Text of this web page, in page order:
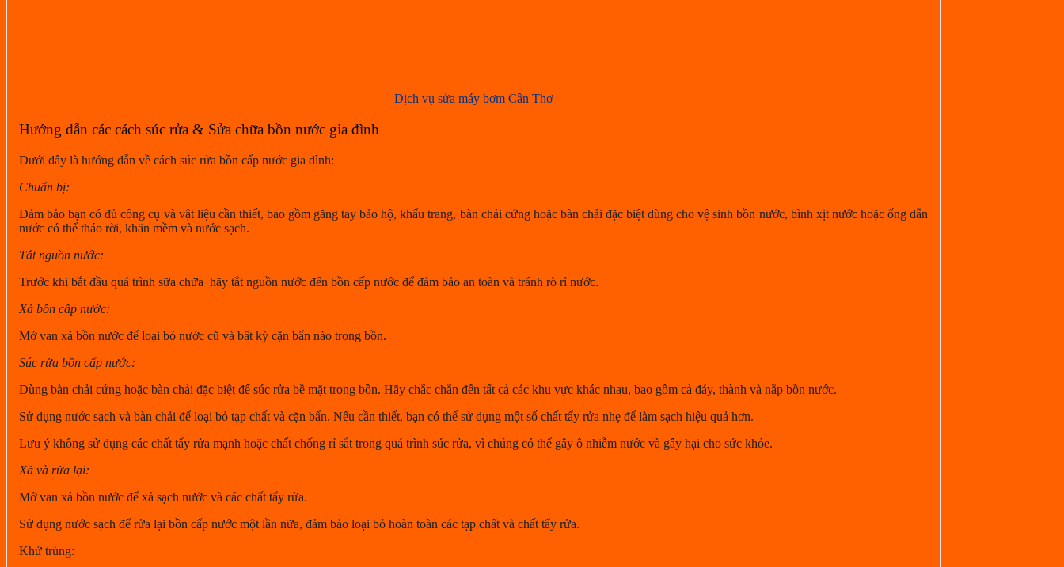
Dịch vụ sửa máy bơm Cần Thơ
Hướng dẫn các cách súc rửa & Sửa chữa bồn nước gia đình
Dưới đây là hướng dẫn về cách súc rửa bồn cấp nước gia đình:
Chuẩn bị:
Đảm bảo bạn có đủ công cụ và vật liệu cần thiết, bao gồm găng tay bảo hộ, khẩu trang, bàn chải cứng hoặc bàn chải đặc biệt dùng cho vệ sinh bồn nước, bình xịt nước hoặc ống dẫn
nước có thể tháo rời, khăn mềm và nước sạch.
Tắt nguồn nước:
Trước khi bắt đầu quá trình sữa chữa hãy tắt nguồn nước đến bồn cấp nước để đảm bảo an toàn và tránh rò rỉ nước.
Xả bồn cấp nước:
Mở van xả bồn nước để loại bỏ nước cũ và bất kỳ cặn bẩn nào trong bồn.
Súc rửa bồn cấp nước:
Dùng bàn chải cứng hoặc bàn chải đặc biệt để súc rửa bề mặt trong bồn. Hãy chắc chắn đến tất cả các khu vực khác nhau, bao gồm cả đáy, thành và nắp bồn nước.
Sử dụng nước sạch và bàn chải để loại bỏ tạp chất và cặn bẩn. Nếu cần thiết, bạn có thể sử dụng một số chất tẩy rửa nhẹ để làm sạch hiệu quả hơn.
Lưu ý không sử dụng các chất tẩy rửa mạnh hoặc chất chống rỉ sắt trong quá trình súc rửa, vì chúng có thể gây ô nhiễm nước và gây hại cho sức khỏe.
Xả và rửa lại:
Mở van xả bồn nước để xả sạch nước và các chất tẩy rửa.
Sử dụng nước sạch để rửa lại bồn cấp nước một lần nữa, đảm bảo loại bỏ hoàn toàn các tạp chất và chất tẩy rửa.
Khử trùng: